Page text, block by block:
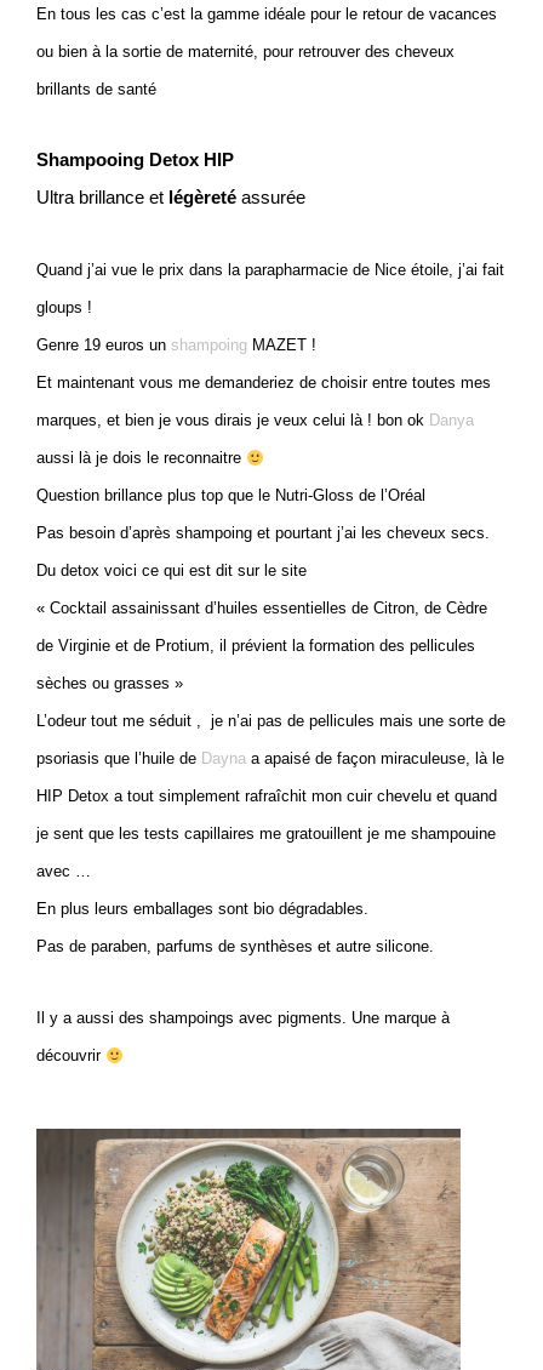
En tous les cas c’est la gamme idéale pour le retour de vacances
ou bien à la sortie de maternité, pour retrouver des cheveux
brillants de santé
Shampooing Detox HIP
Ultra brillance et légèreté assurée
Quand j’ai vue le prix dans la parapharmacie de Nice étoile, j’ai fait
gloups !
Genre 19 euros un shampoing MAZET !
Et maintenant vous me demanderiez de choisir entre toutes mes
marques, et bien je vous dirais je veux celui là ! bon ok Danya
aussi là je dois le reconnaitre
Question brillance plus top que le Nutri-Gloss de l’Oréal
Pas besoin d’après shampoing et pourtant j’ai les cheveux secs.
Du detox voici ce qui est dit sur le site
« Cocktail assainissant d’huiles essentielles de Citron, de Cèdre
de Virginie et de Protium, il prévient la formation des pellicules
sèches ou grasses »
L’odeur tout me séduit , je n’ai pas de pellicules mais une sorte de
psoriasis que l’huile de Dayna a apaisé de façon miraculeuse, là le
HIP Detox a tout simplement rafraîchit mon cuir chevelu et quand
je sent que les tests capillaires me gratouillent je me shampouine
avec …
En plus leurs emballages sont bio dégradables.
Pas de paraben, parfums de synthèses et autre silicone.
Il y a aussi des shampoings avec pigments. Une marque à
découvrir